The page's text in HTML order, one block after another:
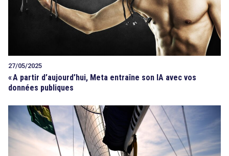
27/05/2025
«A partir d’aujourd’hui, Meta entraîne son IA avec vos
données publiques